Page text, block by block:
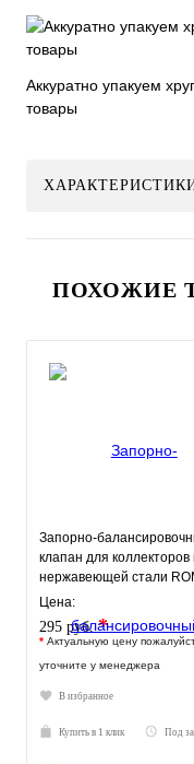
Аккуратно упакуем
товары
ПОХОЖИЕ
Запорно-
клапан для коллекторов
нержавеющей стали
Цена:
295 руб.*
* Актуальную цену
уточните у менеджера
В избранное
Купить в 1 клик Под